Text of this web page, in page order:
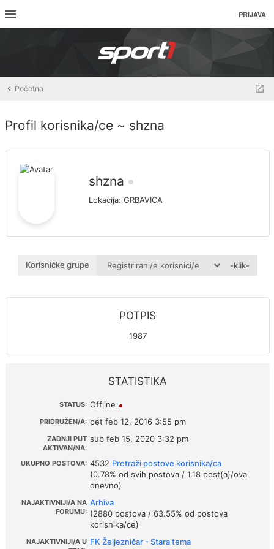
PRIJAVA
Početna
Profil korisnika/ce ~ shzna
shzna
Lokacija: GRBAVICA
Korisničke grupe -klik-
POTPIS
1987
STATISTIKA
STATUS: Offline
PRIDRUŽEN/A: pet feb 12, 2016 3:55 pm
ZADNJI PUT
AKTIVAN/NA:
sub feb 15, 2020 3:32 pm
UKUPNO POSTOVA: 4532 Pretraži postove korisnika/ca
(0.78% od svih postova / 1.18 post(a)/ova
dnevno)
NAJAKTIVNIJI/A NA
FORUMU:
Arhiva
(2880 postova / 63.55% od postova
korisnika/ce)
NAJAKTIVNIJI/A U FK Željezničar - Stara tema